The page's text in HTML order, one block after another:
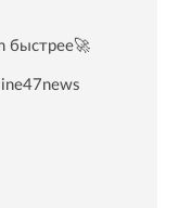
быстрее🚀